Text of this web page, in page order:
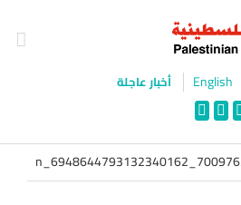
English أخبار عاجلة
YouTube
Instagram
WhatsApp